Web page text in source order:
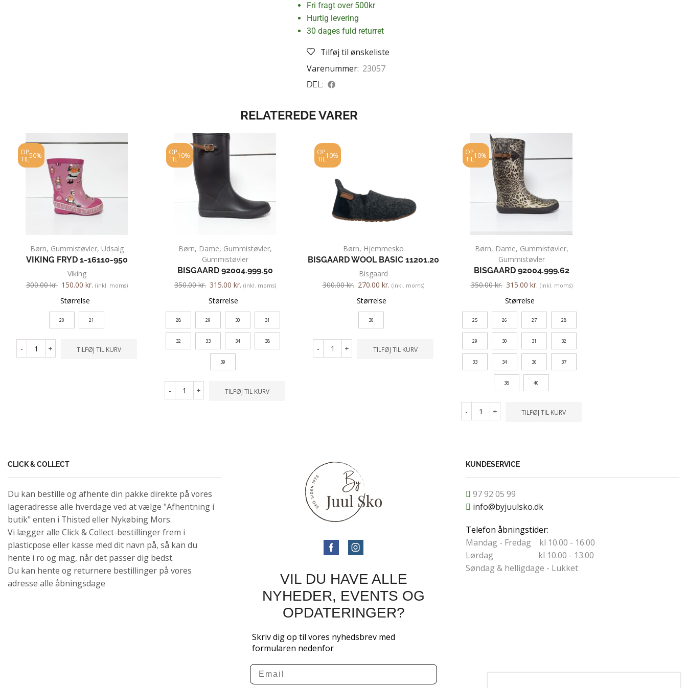
Fri fragt over 500kr
Hurtig levering
30 dages fuld returret
Tilføj til ønskeliste
Varenummer: 23057
DEL:
RELATEREDE VARER
OP
TIL 50%
Børn, Gummistøvler, Udsalg
VIKING FRYD 1-16110-950
Viking
300.00kr. 150.00 kr. (inkl. moms)
Størrelse
20 21
- + TILFØJ TIL KURV
OP
TIL 10%
Børn, Dame, Gummistøvler,
Gummistøvler
BISGAARD 92004.999.50
350.00kr. 315.00 kr. (inkl. moms)
Størrelse
28 29 30 31
32 33 34 38
39
- + TILFØJ TIL KURV
OP
TIL 10%
Børn, Hjemmesko
BISGAARD WOOL BASIC 11201.20
Bisgaard
300.00kr. 270.00 kr. (inkl. moms)
Størrelse
30
- + TILFØJ TIL KURV
OP
TIL 10%
Børn, Dame, Gummistøvler,
Gummistøvler
BISGAARD 92004.999.62
350.00kr. 315.00 kr. (inkl. moms)
Størrelse
25 26 27 28
29 30 31 32
33 34 36 37
38 40
- + TILFØJ TIL KURV
CLICK & COLLECT
Du kan bestille og afhente din pakke direkte på vores
lageradresse alle hverdage ved at vælge "Afhentning i
butik" enten i Thisted eller Nykøbing Mors.
Vi lægger alle Click & Collect-bestillinger frem i
plasticpose eller kasse med dit navn på, så kan du
hente i ro og mag, når det passer dig bedst.
Du kan hente og returnere bestillinger på vores
adresse alle åbningsdage
VIL DU HAVE ALLE
NYHEDER, EVENTS OG
OPDATERINGER?
Skriv dig op til vores nyhedsbrev med
formularen nedenfor
Email
KUNDESERVICE
97 92 05 99
info@byjuulsko.dk
Telefon åbningstider:
Mandag - Fredag kl 10.00 - 16.00
Lørdag kl 10.00 - 13.00
Søndag & helligdage - Lukket